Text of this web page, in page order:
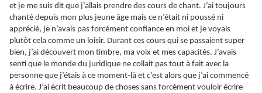
et je me suis dit que j’allais prendre des cours de chant. J’ai toujours
chanté depuis mon plus jeune âge mais ce n’était ni poussé ni
apprécié, je n’avais pas forcément confiance en moi et je voyais
plutôt cela comme un loisir. Durant ces cours qui se passaient super
bien, j’ai découvert mon timbre, ma voix et mes capacités. J’avais
senti que le monde du juridique ne collait pas tout à fait avec la
personne que j’étais à ce moment-là et c’est alors que j’ai commencé
à écrire. J’ai écrit beaucoup de choses sans forcément vouloir écrire